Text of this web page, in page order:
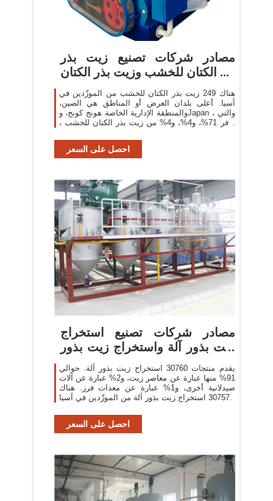
مصادر شركات تصنيع زيت بذر
الكتان للخشب وزيت بذر الكتان ...
هناك 249 زيت بذر الكتان للخشب من المورِّدين في
آسيا. أعلى بلدان العرض أو المناطق هي الصين،
والمنطقة الإدارية الخاصة هونج كونج، وJapan ، والتي
توفر 71%، و4%، و4% من زيت بذر الكتان للخشب ،
احصل على السعر
مصادر شركات تصنيع استخراج
زيت بذور آلة واستخراج زيت بذور
...
يقدم منتجات 30760 استخراج زيت بذور آلة. حوالي
91% منها عبارة عن معاصر زيت، و2% عبارة عن آلات
صيدلانية أخرى، و1% عبارة عن معدات فرز. هناك
30757 استخراج زيت بذور آلة من المورِّدين في آسيا.
احصل على السعر